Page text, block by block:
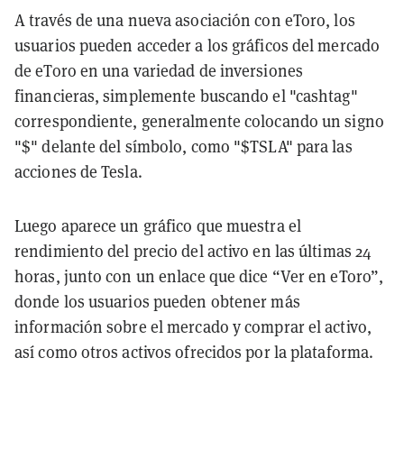
A través de una nueva asociación con eToro,los
usuarios pueden acceder a los gráficos del mercado
de eToro en una variedad de inversiones
financieras, simplemente buscando el "cashtag"
correspondiente, generalmente colocando un signo
"$" delante del símbolo, como "$TSLA" para las
acciones de Tesla.
Luego aparece un gráfico que muestra el
rendimiento del precio del activo en las últimas 24
horas, junto con un enlace que dice “Ver en eToro”,
donde los usuarios pueden obtener más
información sobre el mercado y comprar el activo,
así como otros activos ofrecidos por la plataforma.